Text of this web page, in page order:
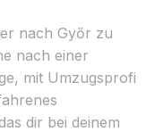
nach Győr zu
nach einer
mit Umzugsprofi
dir bei deinem